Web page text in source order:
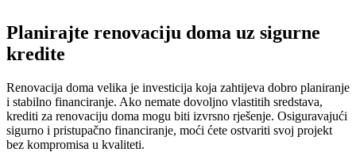
Planirajte renovaciju doma uz sigurne
kredite
Renovacija doma velika je investicija koja zahtijeva dobro planiranje
i stabilno financiranje. Ako nemate dovoljno vlastitih sredstava,
krediti za renovaciju doma mogu biti izvrsno rješenje. Osiguravajući
sigurno i pristupačno financiranje, moći ćete ostvariti svoj projekt
bez kompromisa u kvaliteti.